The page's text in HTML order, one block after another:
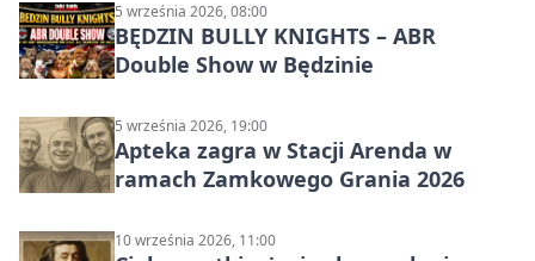
5 września 2026, 08:00
BĘDZIN BULLY KNIGHTS – ABR
Double Show w Będzinie
5 września 2026, 19:00
Apteka zagra w Stacji Arenda w
ramach Zamkowego Grania 2026
10 września 2026, 11:00